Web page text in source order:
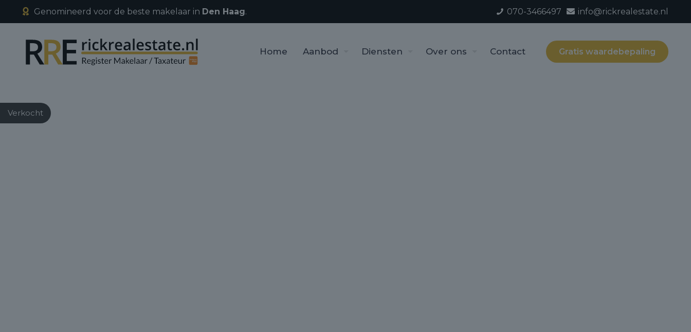
Genomineerd voor de beste makelaar in Den Haag. 070-3466497 info@rickrealestate.nl
Home Aanbod Diensten Over ons Contact Gratis waardebepaling
Verkocht